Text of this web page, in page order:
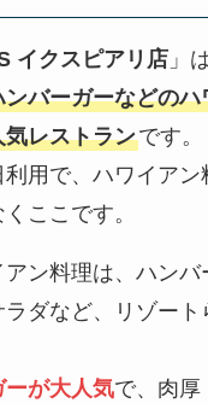
イクスピアリ店」は
バーガーなどのハ
レストランです。
用で、ハワイアン
ここです。
ン料理は、ハンバ
ダなど、リゾート
が大人気で、肉厚